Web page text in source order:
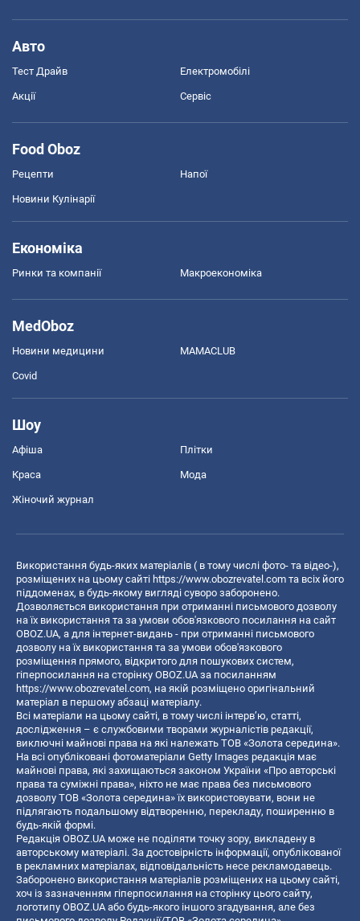
Авто
Тест Драйв Електромобілі
Акції Сервіс
Food Oboz
Рецепти Напої
Новини Кулінарії
Економіка
Ринки та компанії Макроекономіка
MedOboz
Новини медицини MAMACLUB
Covid
Шоу
Афіша Плітки
Краса Мода
Жіночий журнал
Використання будь-яких матеріалів ( в тому числі фото- та відео-),
розміщених на цьому сайті https://www.obozrevatel.com та всіх його
піддоменах, в будь-якому вигляді суворо заборонено.
Дозволяється використання при отриманні письмового дозволу
на їх використання та за умови обов'язкового посилання на сайт
OBOZ.UA, а для інтернет-видань - при отриманні письмового
дозволу на їх використання та за умови обов'язкового
розміщення прямого, відкритого для пошукових систем,
гіперпосилання на сторінку OBOZ.UA за посиланням
https://www.obozrevatel.com, на якій розміщено оригінальний
матеріал в першому абзаці матеріалу.
Всі матеріали на цьому сайті, в тому числі інтерв’ю, статті,
дослідження – є службовими творами журналістів редакції,
виключні майнові права на які належать ТОВ «Золота середина».
На всі опубліковані фотоматеріали Getty Images редакція має
майнові права, які захищаються законом України «Про авторські
права та суміжні права», ніхто не має права без письмового
дозволу ТОВ «Золота середина» їх використовувати, вони не
підлягають подальшому відтворенню, перекладу, поширенню в
будь-якій формі.
Редакція OBOZ.UA може не поділяти точку зору, викладену в
авторському матеріалі. За достовірність інформації, опублікованої
в рекламних матеріалах, відповідальність несе рекламодавець.
Заборонено використання матеріалів розміщених на цьому сайті,
хоч із зазначенням гіперпосилання на сторінку цього сайту,
логотипу OBOZ.UA або будь-якого іншого згадування, але без